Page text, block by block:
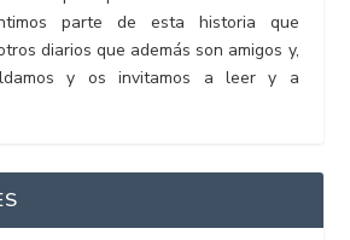
parte de esta historia que
diarios que además son amigos y,
y os invitamos a leer y a